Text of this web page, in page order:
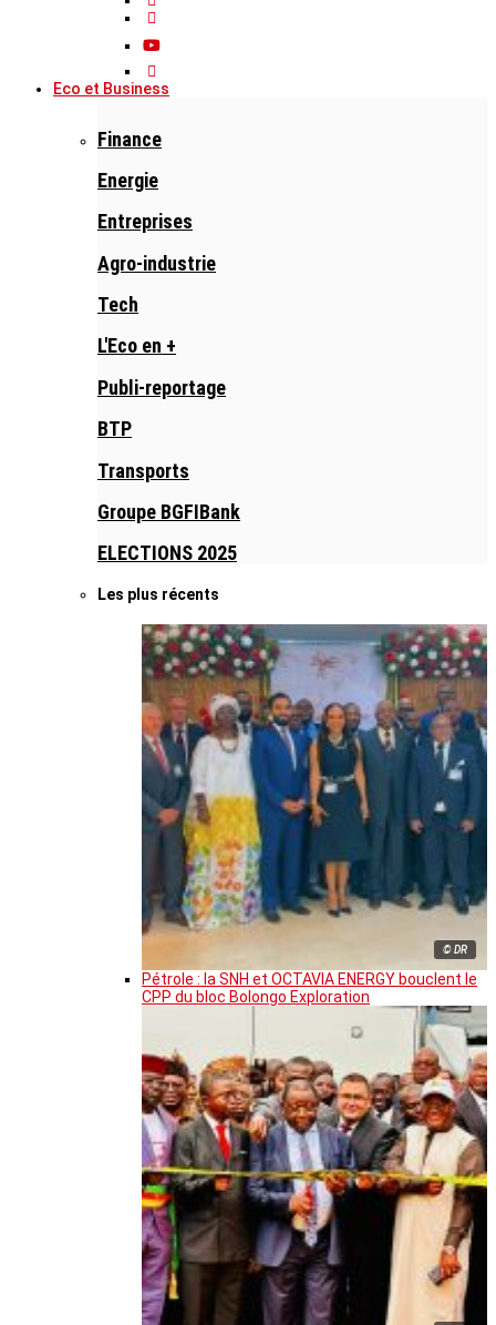
Eco et Business
Finance
Energie
Entreprises
Agro-industrie
Tech
L'Eco en +
Publi-reportage
BTP
Transports
Groupe BGFIBank
ELECTIONS 2025
Les plus récents
© DR
Pétrole : la SNH et OCTAVIA ENERGY bouclent le
CPP du bloc Bolongo Exploration